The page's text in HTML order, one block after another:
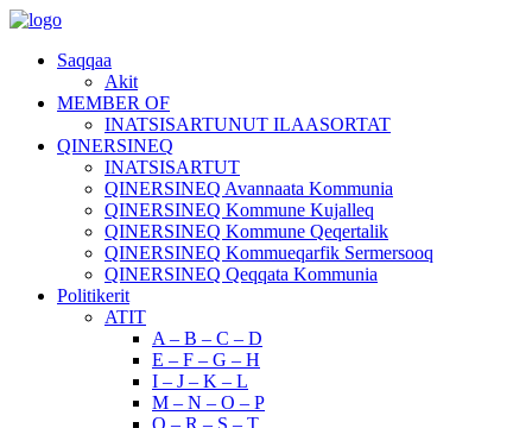
Saqqaa
Akit
MEMBER OF
INATSISARTUNUT ILAASORTAT
QINERSINEQ
INATSISARTUT
QINERSINEQ Avannaata Kommunia
QINERSINEQ Kommune Kujalleq
QINERSINEQ Kommune Qeqertalik
QINERSINEQ Kommueqarfik Sermersooq
QINERSINEQ Qeqqata Kommunia
Politikerit
ATIT
A – B – C – D
E – F – G – H
I – J – K – L
M – N – O – P
Q – R – S – T